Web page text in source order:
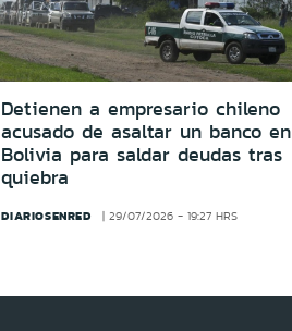
Detienen a empresario chileno
acusado de asaltar un banco en
Bolivia para saldar deudas tras
quiebra
DIARIOSENRED 29/07/2026 - 19:27 HRS